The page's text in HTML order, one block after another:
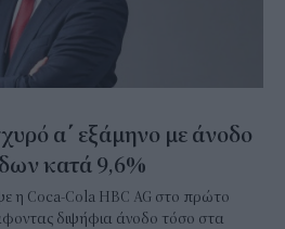
α΄ εξάμηνο με άνοδο
κατά 9,6%
η Coca-Cola HBC AG στο πρώτο
διψήφια άνοδο τόσο στα